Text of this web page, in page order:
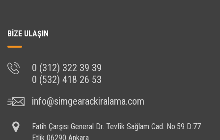
BİZE ULAŞIN
0 (312) 322 39 39
0 (532) 418 26 53
info@simgearackiralama.com
Fatih Çarşısı General Dr. Tevfik Sağlam Cad. No:59 D:77
Etlik 06290 Ankara